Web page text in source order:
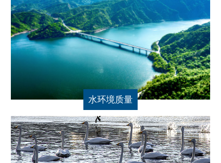
水环境质量